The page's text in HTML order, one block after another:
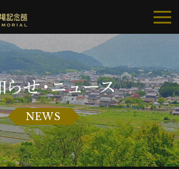
せ・ニュース
NEWS